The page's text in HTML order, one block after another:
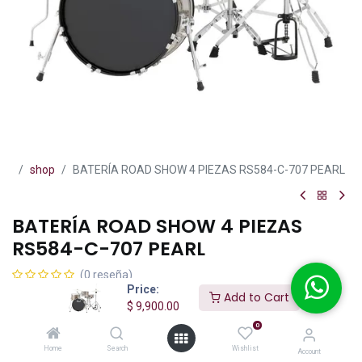
Price:
$ 9,900.00
Add to Cart
Home Search
0
Wishlist Account
shop BATERÍA ROAD SHOW 4 PIEZAS RS584-C-707 PEARL
BATERÍA ROAD SHOW 4 PIEZAS
RS584-C-707 PEARL
(0 reseña)
Serie: Roadshow RS 584-C (o RS584C/C) de Pearl.
Acabado: Bronze Metallic (#707) para este modelo en particular.
Construcción de cascos: 9 láminas de madera Poplar,
aproximadamente 7 mm de grosor.